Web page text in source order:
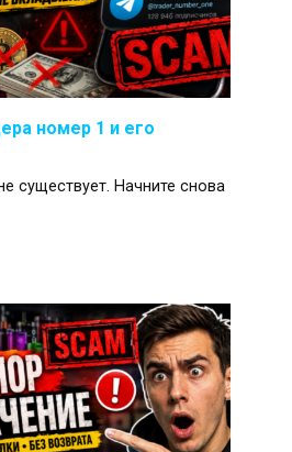
номер 1 и его
существует. Начните снова